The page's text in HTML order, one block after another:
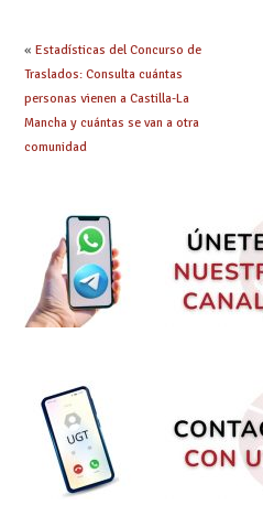
« Estadísticas del Concurso de
Traslados: Consulta cuántas
personas vienen a Castilla-La
Mancha y cuántas se van a otra
comunidad